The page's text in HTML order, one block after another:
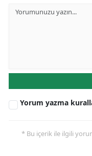
Yorum yazma
* Bu içerik ile ilgili